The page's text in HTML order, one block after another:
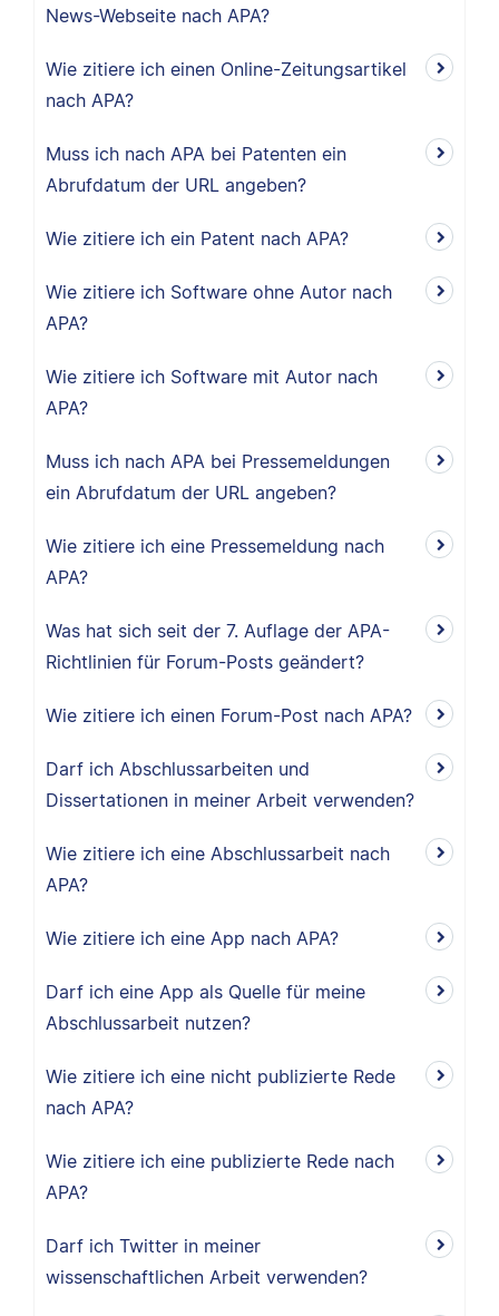
News-Webseite nach APA?
Wie zitiere ich einen Online-Zeitungsartikel
nach APA?
Muss ich nach APA bei Patenten ein
Abrufdatum der URL angeben?
Wie zitiere ich ein Patent nach APA?
Wie zitiere ich Software ohne Autor nach
APA?
Wie zitiere ich Software mit Autor nach
APA?
Muss ich nach APA bei Pressemeldungen
ein Abrufdatum der URL angeben?
Wie zitiere ich eine Pressemeldung nach
APA?
Was hat sich seit der 7. Auflage der APA-
Richtlinien für Forum-Posts geändert?
Wie zitiere ich einen Forum-Post nach APA?
Darf ich Abschlussarbeiten und
Dissertationen in meiner Arbeit verwenden?
Wie zitiere ich eine Abschlussarbeit nach
APA?
Wie zitiere ich eine App nach APA?
Darf ich eine App als Quelle für meine
Abschlussarbeit nutzen?
Wie zitiere ich eine nicht publizierte Rede
nach APA?
Wie zitiere ich eine publizierte Rede nach
APA?
Darf ich Twitter in meiner
wissenschaftlichen Arbeit verwenden?